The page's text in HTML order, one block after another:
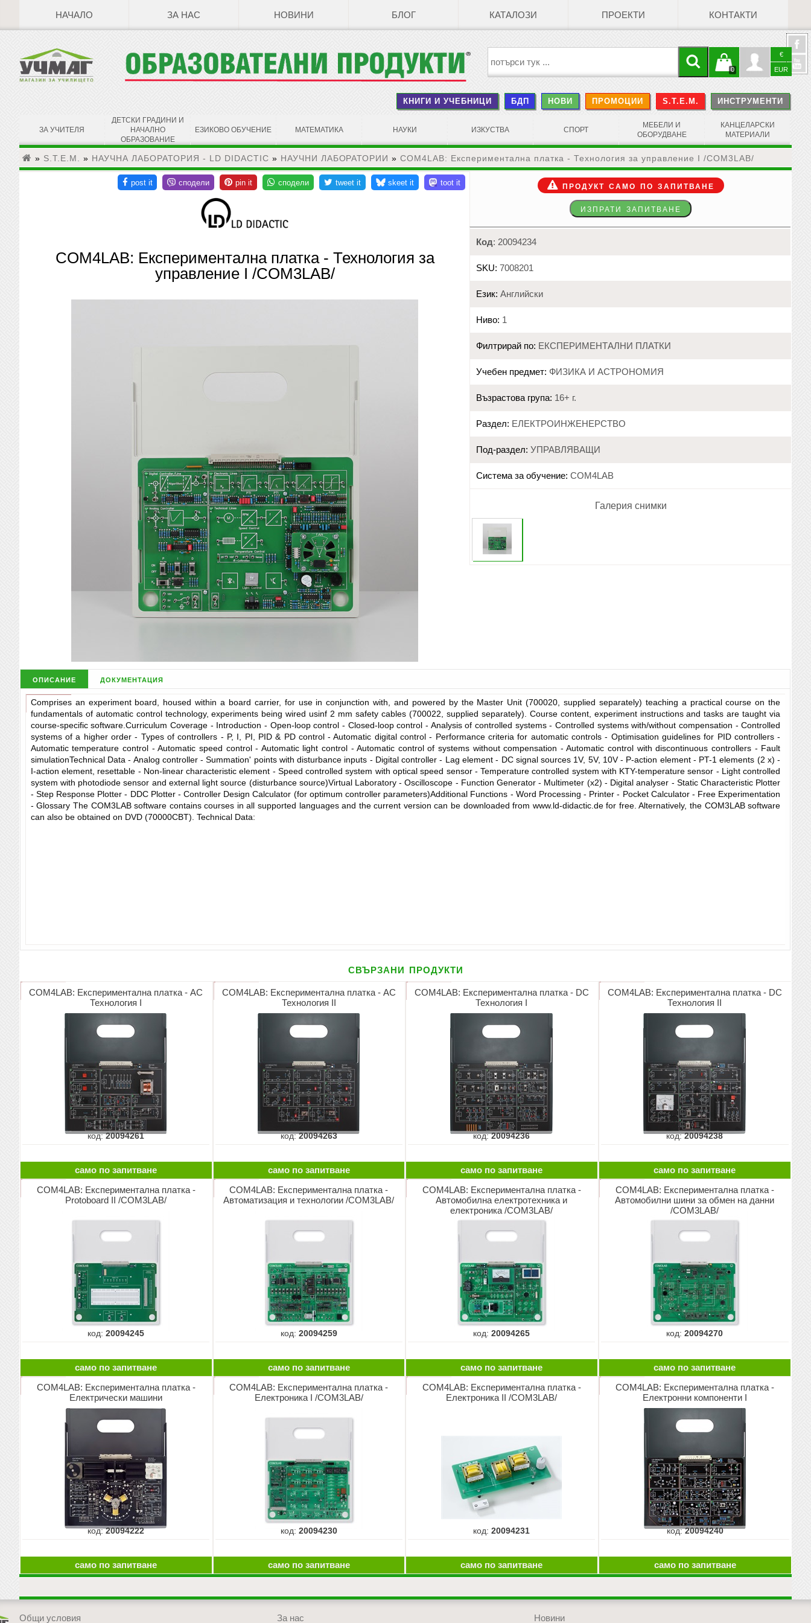
НАЧАЛО ЗА НАС НОВИНИ БЛОГ КАТАЛОЗИ ПРОЕКТИ КОНТАКТИ
€
EUR
Профил
0
Кошницата
е празна
КНИГИ И УЧЕБНИЦИ БДП НОВИ ПРОМОЦИИ S.T.E.M. ИНСТРУМЕНТИ
ЗА УЧИТЕЛЯ
ДЕТСКИ ГРАДИНИ И
НАЧАЛНО
ОБРАЗОВАНИЕ
ЕЗИКОВО ОБУЧЕНИЕ МАТЕМАТИКА НАУКИ ИЗКУСТВА СПОРТ
МЕБЕЛИ И
ОБОРУДВАНЕ
КАНЦЕЛАРСКИ
МАТЕРИАЛИ
» S.T.E.M. » НАУЧНА ЛАБОРАТОРИЯ - LD DIDACTIC » НАУЧНИ ЛАБОРАТОРИИ » COM4LAB: Експериментална платка - Технология за управление I /COM3LAB/
COM4LAB: Експериментална платка - Технология за
управление I /COM3LAB/
продукт само по запитване
изпрати запитване
Код: 20094234
SKU: 7008201
Език: Английски
Ниво: 1
Филтрирай по: ЕКСПЕРИМЕНТАЛНИ ПЛАТКИ
Учебен предмет: ФИЗИКА И АСТРОНОМИЯ
Възрастова група: 16+ г.
Раздел: ЕЛЕКТРОИНЖЕНЕРСТВО
Под-раздел: УПРАВЛЯВАЩИ
Система за обучение: COM4LAB
Галерия снимки
описание документация
Comprises an experiment board, housed within a board carrier, for use in conjunction with, and powered by the Master Unit (700020, supplied separately) teaching a practical course on the
fundamentals of automatic control technology, experiments being wired usinf 2 mm safety cables (700022, supplied separately). Course content, experiment instructions and tasks are taught via
course-specific software.Curriculum Coverage - Introduction - Open-loop control - Closed-loop control - Analysis of controlled systems - Controlled systems with/without compensation - Controlled
systems of a higher order - Types of controllers - P, I, PI, PID & PD control - Automatic digital control - Performance criteria for automatic controls - Optimisation guidelines for PID controllers -
Automatic temperature control - Automatic speed control - Automatic light control - Automatic control of systems without compensation - Automatic control with discontinuous controllers - Fault
simulationTechnical Data - Analog controller - Summation' points with disturbance inputs - Digital controller - Lag element - DC signal sources 1V, 5V, 10V - P-action element - PT-1 elements (2 x) -
I-action element, resettable - Non-linear characteristic element - Speed controlled system with optical speed sensor - Temperature controlled system with KTY-temperature sensor - Light controlled
system with photodiode sensor and external light source (disturbance source)Virtual Laboratory - Oscilloscope - Function Generator - Multimeter (x2) - Digital analyser - Static Characteristic Plotter
- Step Response Plotter - DDC Plotter - Controller Design Calculator (for optimum controller parameters)Additional Functions - Word Processing - Printer - Pocket Calculator - Free Experimentation
- Glossary The COM3LAB software contains courses in all supported languages and the current version can be downloaded from www.ld-didactic.de for free. Alternatively, the COM3LAB software
can also be obtained on DVD (70000CBT). Technical Data:
свързани продукти
COM4LAB: Експериментална платка - AC
Технология I
код:20094261
само по запитване
COM4LAB: Експериментална платка - AC
Технология II
код:20094263
само по запитване
COM4LAB: Експериментална платка - DC
Технология I
код:20094236
само по запитване
COM4LAB: Експериментална платка - DC
Технология II
код:20094238
само по запитване
COM4LAB: Експериментална платка -
Protoboard II /COM3LAB/
код:20094245
само по запитване
COM4LAB: Експериментална платка -
Автоматизация и технологии /COM3LAB/
код: 20094259
само по запитване
COM4LAB: Експериментална платка -
Автомобилна електротехника и
електроника /COM3LAB/
код:20094265
само по запитване
COM4LAB: Експериментална платка -
Автомобилни шини за обмен на данни
/COM3LAB/
код:20094270
само по запитване
COM4LAB: Експериментална платка -
Електрически машини
код:20094222
само по запитване
COM4LAB: Експериментална платка -
Електроника I /COM3LAB/
код: 20094230
само по запитване
COM4LAB: Експериментална платка -
Електроника II /COM3LAB/
код:20094231
само по запитване
COM4LAB: Експериментална платка -
Електронни компоненти I
код:20094240
само по запитване
Общи условия За нас Новини